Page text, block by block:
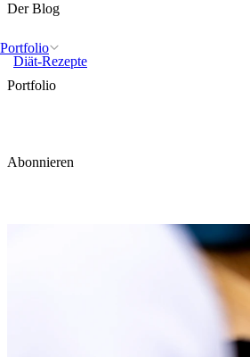
Portfolio
Der Blog
Diät-Rezepte
Portfolio
Abonnieren